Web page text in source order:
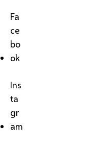
Fa
ce
bo
ok
Ins
ta
gr
am